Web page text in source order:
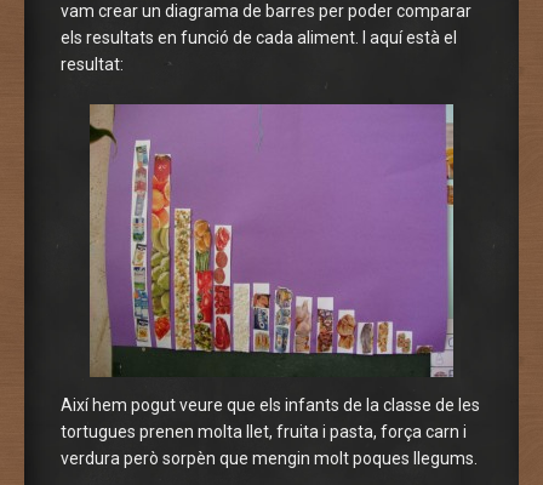
vam crear un diagrama de barres per poder comparar
els resultats en funció de cada aliment. I aquí està el
resultat:
Així hem pogut veure que els infants de la classe de les
tortugues prenen molta llet, fruita i pasta, força carn i
verdura però sorpèn que mengin molt poques llegums.